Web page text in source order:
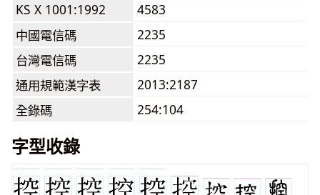
KS X 1001:1992
4583
中國電信碼
2235
台灣電信碼
2235
通用規範漢字表
2013:2187
全錄碼
254:104
字型收錄